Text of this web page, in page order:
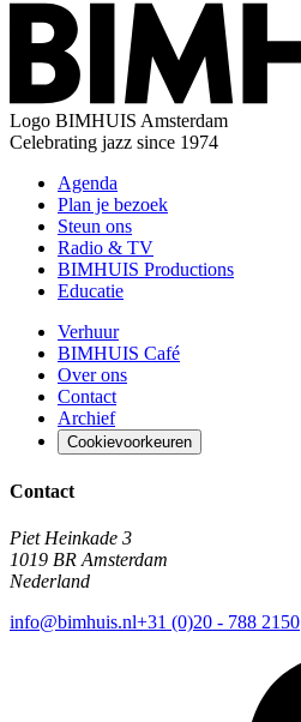
Logo BIMHUIS Amsterdam
Celebrating jazz since 1974
Agenda
Plan je bezoek
Steun ons
Radio & TV
BIMHUIS Productions
Educatie
Verhuur
BIMHUIS Café
Over ons
Contact
Archief
Cookievoorkeuren
Contact
Piet Heinkade 3
1019 BR Amsterdam
Nederland
info@bimhuis.nl+31 (0)20 - 788 2150